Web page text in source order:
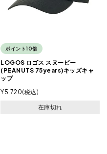
ポイント10倍
LOGOS ロゴス スヌーピー
(PEANUTS 75years)キッズキャ
ップ
¥5,720 税込
在庫切れ